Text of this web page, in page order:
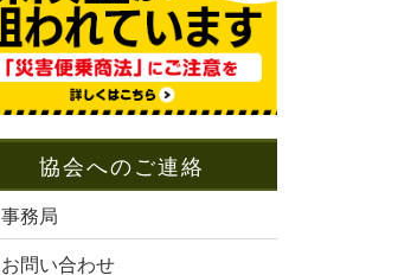
協会へのご連絡
事務局
お問い合わせ